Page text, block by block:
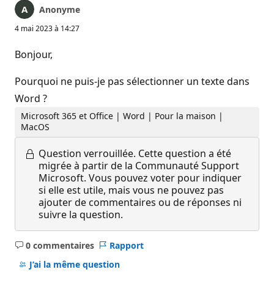
Anonyme
4 mai 2023 à 14:27
Bonjour,
Pourquoi ne puis-je pas sélectionner un texte dans
Word ?
Microsoft 365 et Office | Word | Pour la maison |
MacOS
Question verrouillée. Cette question a été
migrée à partir de la Communauté Support
Microsoft. Vous pouvez voter pour indiquer
si elle est utile, mais vous ne pouvez pas
ajouter de commentaires ou de réponses ni
suivre la question.
0 commentaires
Aucun
commentaire
Rapport
J’ai la même question